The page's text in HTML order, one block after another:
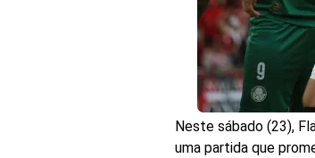
Neste sábado (23),
uma partida que